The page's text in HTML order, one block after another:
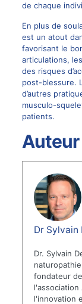
de chaque
En plus de
est un atout
favorisant le
articulations,
des risques
post-blessure.
d’autres
musculo-
patients.
Auteur
Dr Sylvain
Dr. Sylvain
fondateur
l'association
l'innovation